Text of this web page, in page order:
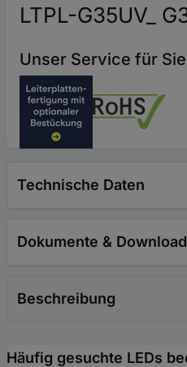
LTPL-G35UV_
Unser Service für Sie
Technische Daten
Dokumente &
Beschreibung
Häufig gesuchte LEDs